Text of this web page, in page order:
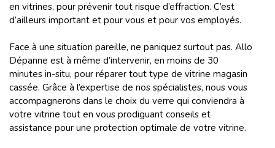
en vitrines, pour prévenir tout risque d’effraction. C’est
d’ailleurs important et pour vous et pour vos employés.
Face à une situation pareille, ne paniquez surtout pas. Allo
Dépanne est à même d’intervenir, en moins de 30
minutes in-situ, pour réparer tout type de vitrine magasin
cassée. Grâce à l’expertise de nos spécialistes, nous vous
accompagnerons dans le choix du verre qui conviendra à
votre vitrine tout en vous prodiguant conseils et
assistance pour une protection optimale de votre vitrine.